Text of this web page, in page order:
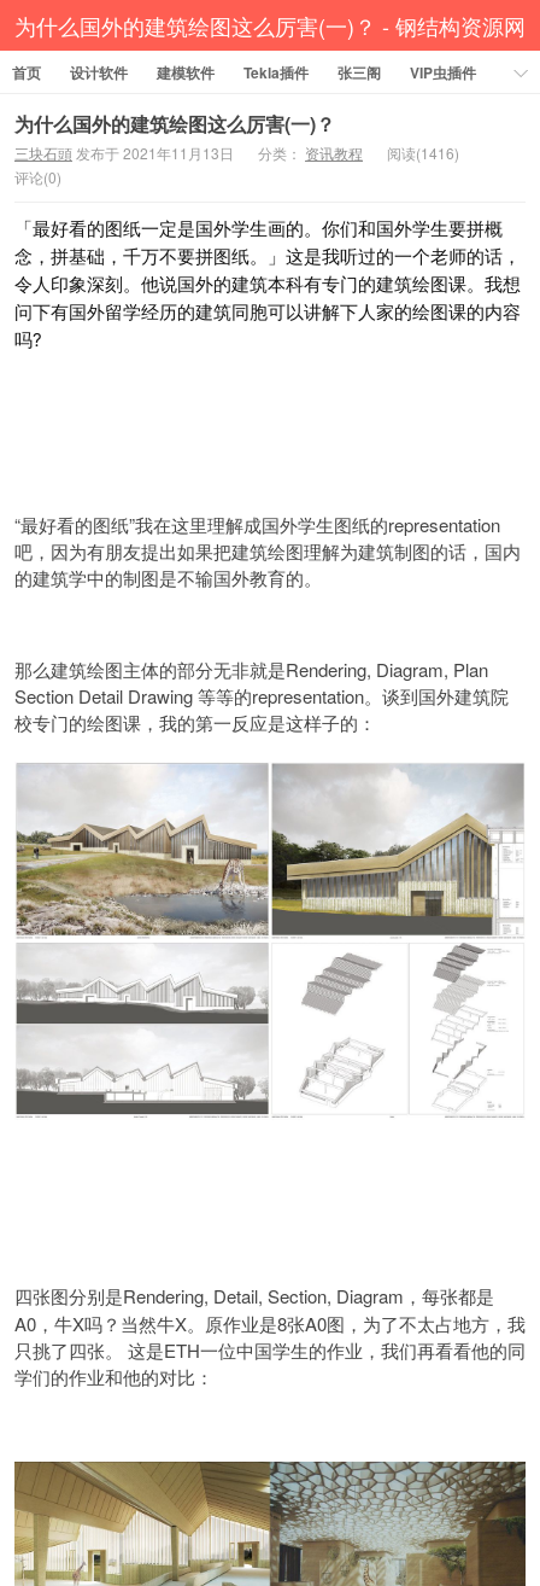
为什么国外的建筑绘图这么厉害(一)？ - 钢结构资源网
Tekla插件 CAD工具 犀牛GH汉化 套料
首页 设计软件 建模软件 Tekla插件 张三阁
VIP虫插件
CAD插件
定尺提料 贱人工具箱 工程辅助
资讯教程
工程模型 关于网站
为什么国外的建筑绘图这么厉害(一)？
三块石頭 发布于 2021年11月13日 分类： 资讯教程
阅读(1416)
评论(0)
「最好看的图纸一定是国外学生画的。你们和国外学生要拼概
念，拼基础，千万不要拼图纸。」这是我听过的一个老师的话，
令人印象深刻。他说国外的建筑本科有专门的建筑绘图课。我想
问下有国外留学经历的建筑同胞可以讲解下人家的绘图课的内容
吗?
“最好看的图纸”我在这里理解成国外学生图纸的representation
吧，因为有朋友提出如果把建筑绘图理解为建筑制图的话，国内
的建筑学中的制图是不输国外教育的。
那么建筑绘图主体的部分无非就是Rendering, Diagram, Plan
Section Detail Drawing 等等的representation。谈到国外建筑院
校专门的绘图课，我的第一反应是这样子的：
四张图分别是Rendering, Detail, Section, Diagram，每张都是
A0，牛X吗？当然牛X。原作业是8张A0图，为了不太占地方，我
只挑了四张。 这是ETH一位中国学生的作业，我们再看看他的同
学们的作业和他的对比：